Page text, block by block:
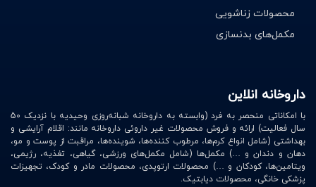
کبودی پوست به آسانی
بهترین مکمل های مناسب برای کبد
چرب
قرص جویدنی هپاتوهیل باریج:
محصولات زناشویی
مکمل‌های بدنسازی
داروخانه انلاین
با امکاناتی منحصر به فرد (وابسته به داروخانه شبانه‌روزی وحیدیه با نزدیک 50
سال فعالیت) ارائه و فروش محصولات غیر داروئی داروخانه مانند: اقلام آرایشی و
بهداشتی (شامل انواع کرم‌ها، مرطوب کننده‌ها، شوینده‌ها، مراقبت از پوست و مو،
دهان و دندان و …) مکمل‌ها (شامل مکمل‌های ورزشی، گیاهی، تغذیه، رژیمی،
ویتامین‌ها، کودکان و …) محصولات ارتوپدی، محصولات مادر و کودک، تجهیزات
پزشکی خانگی، محصولات دیابتیک.